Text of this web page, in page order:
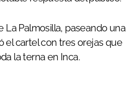
Palmosilla, paseando una
el cartel con tres orejas que
la terna en Inca.